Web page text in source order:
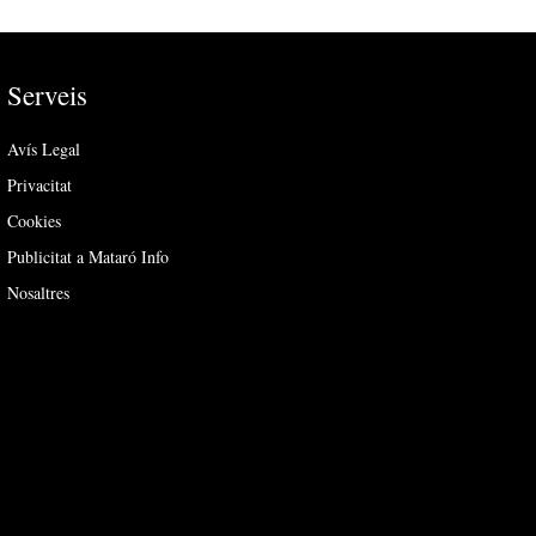
Serveis
Avís Legal
Privacitat
Cookies
Publicitat a Mataró Info
Nosaltres